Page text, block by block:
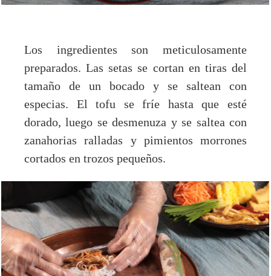
Los ingredientes son meticulosamente
preparados. Las setas se cortan en tiras del
tamaño de un bocado y se saltean con
especias. El tofu se fríe hasta que esté
dorado, luego se desmenuza y se saltea con
zanahorias ralladas y pimientos morrones
cortados en trozos pequeños.